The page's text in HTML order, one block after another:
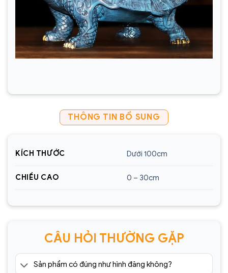
THÔNG TIN BỔ SUNG
KÍCH THƯỚC Dưới 100cm
CHIỀU CAO 0 – 30cm
CÂU HỎI THƯỜNG GẶP
Sản phẩm có đúng như hình đăng không?